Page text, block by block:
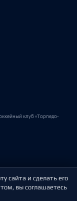
клуб «Торпедо-
сайта и сделать его
вы соглашаетесь